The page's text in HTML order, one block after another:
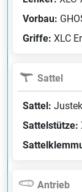
Vorbau:
Griffe: XLC
Sattel
Sattel:
Sattelstütze:
Antrieb